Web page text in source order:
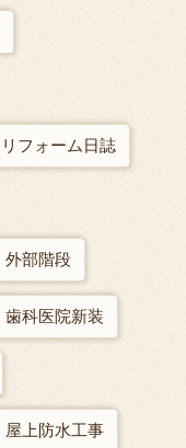
リフォーム日誌
外部階段
歯科医院新装
屋上防水工事